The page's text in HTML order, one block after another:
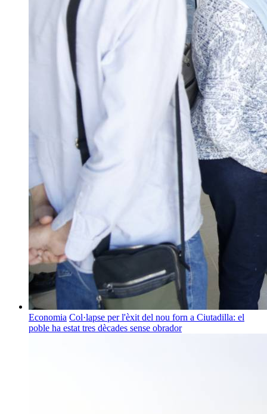
Economia Col·lapse per l'èxit del nou forn a Ciutadilla: el
poble ha estat tres dècades sense obrador